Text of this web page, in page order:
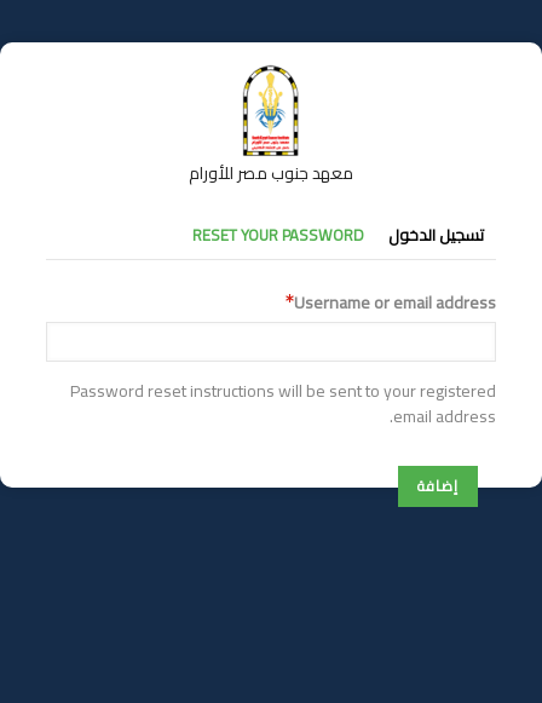
إلى
المحتوى
معهد جنوب مصر للأورام
التبويبات
الأساسية
تسجيل الدخول RESET YOUR PASSWORD
Username or email address
Password reset instructions will be sent to your registered
email address.